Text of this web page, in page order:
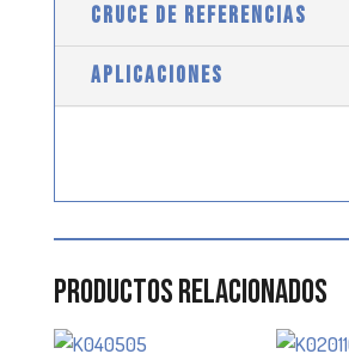
CRUCE DE REFERENCIAS
APLICACIONES
Productos relacionados